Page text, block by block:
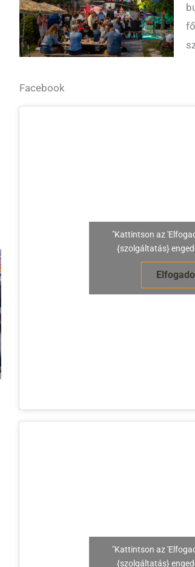
Facebook
"Kattintson az
{szolgáltatás}
"Kattintson az
{szolgáltatás}